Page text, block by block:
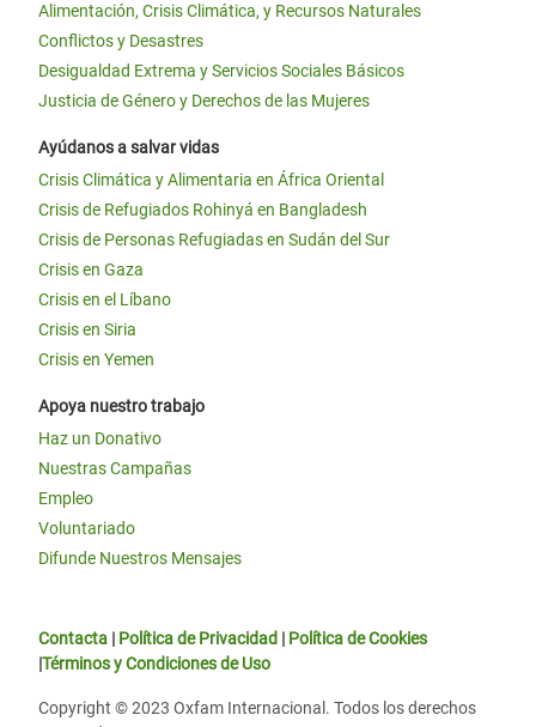
Alimentación, Crisis Climática, y Recursos Naturales
Conflictos y Desastres
Desigualdad Extrema y Servicios Sociales Básicos
Justicia de Género y Derechos de las Mujeres
Ayúdanos a salvar vidas
Crisis Climática y Alimentaria en África Oriental
Crisis de Refugiados Rohinyá en Bangladesh
Crisis de Personas Refugiadas en Sudán del Sur
Crisis en Gaza
Crisis en el Líbano
Crisis en Siria
Crisis en Yemen
Apoya nuestro trabajo
Haz un Donativo
Nuestras Campañas
Empleo
Voluntariado
Difunde Nuestros Mensajes
Contacta | Política de Privacidad | Política de Cookies
|Términos y Condiciones de Uso
Copyright © 2023 Oxfam Internacional. Todos los derechos